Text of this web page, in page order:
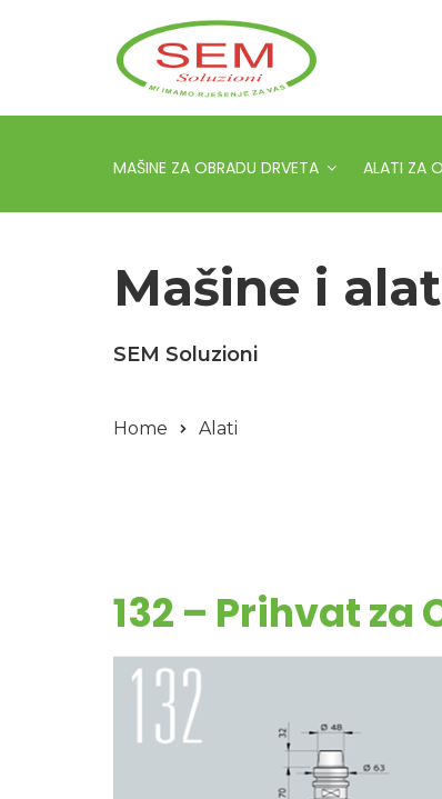
MAŠINE ZA OBRADU DRVETA ALATI ZA
Mašine i
SEM Soluzioni
Home Alati
132 – Prihvat za